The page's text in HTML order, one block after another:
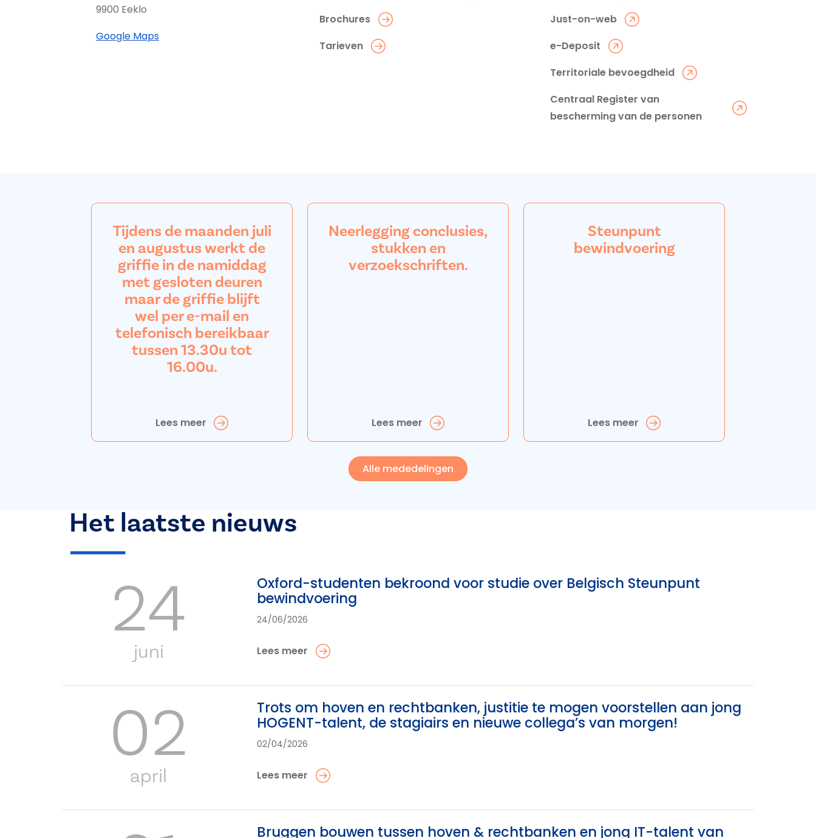
9900 Eeklo
Google Maps
Brochures
Tarieven
Just-on-web
e-Deposit
Territoriale bevoegdheid
Centraal Register van
bescherming van de personen
Tijdens de maanden juli
en augustus werkt de
griffie in de namiddag
met gesloten deuren
maar de griffie blijft
wel per e-mail en
telefonisch bereikbaar
tussen 13.30u tot
16.00u.
Lees meer
Neerlegging conclusies,
stukken en
verzoekschriften.
Lees meer
Steunpunt
bewindvoering
Lees meer
Alle mededelingen
Het laatste nieuws
24
juni
Oxford-studenten bekroond voor studie over Belgisch Steunpunt
bewindvoering
24/06/2026
Lees meer
02
april
Trots om hoven en rechtbanken, justitie te mogen voorstellen aan jong
HOGENT-talent, de stagiairs en nieuwe collega’s van morgen!
02/04/2026
Lees meer
Bruggen bouwen tussen hoven & rechtbanken en jong IT-talent van